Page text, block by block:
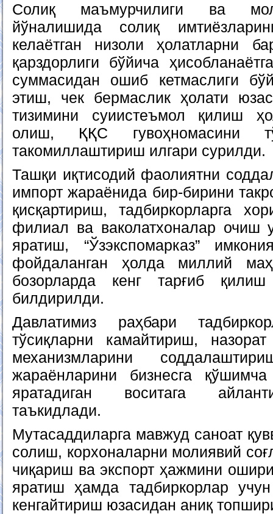
Солиқ маъмурчилиги ва
йўналишида солиқ
келаётган низоли ҳолатларни
қарздорлиги бўйича
суммасидан ошиб кетмаслиги
этиш, чек бермаслик ҳолати
тизимини суиистеъмол қилиш
олиш, ҚҚС гувоҳномасини
такомиллаштириш илгари сурилди.
Ташқи иқтисодий фаолиятни
импорт жараёнида бир-бирини
қисқартириш, тадбиркорларга
филиал ва ваколатхоналар очиш
яратиш, “Ўзэкспомарказ”
фойдаланган ҳолда миллий
бозорларда кенг тарғиб
билдирилди.
Давлатимиз раҳбари
тўсиқларни камайтириш,
механизмларини
жараёнларини бизнесга
яратадиган воситага
таъкидлади.
Мутасаддиларга мавжуд саноат
солиш, корхоналарни молиявий
чиқариш ва экспорт ҳажмини
яратиш ҳамда тадбиркорлар
кенгайтириш юзасидан аниқ